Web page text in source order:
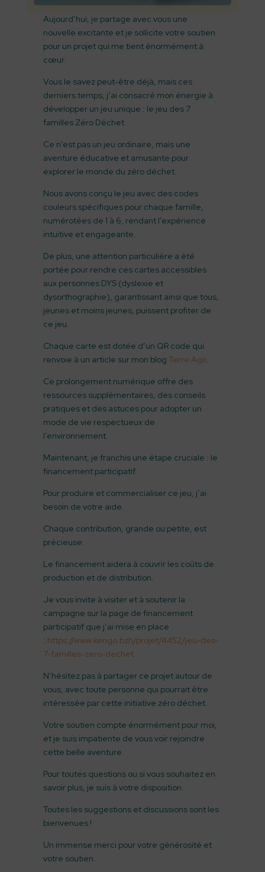
Aujourd’hui, je partage avec vous une
nouvelle excitante et je sollicite votre soutien
pour un projet qui me tient énormément à
cœur.
Vous le savez peut-être déjà, mais ces
derniers temps, j’ai consacré mon énergie à
développer un jeu unique : le jeu des 7
familles Zéro Déchet.
Ce n’est pas un jeu ordinaire, mais une
aventure éducative et amusante pour
explorer le monde du zéro déchet.
Nous avons conçu le jeu avec des codes
couleurs spécifiques pour chaque famille,
numérotées de 1 à 6, rendant l’expérience
intuitive et engageante.
De plus, une attention particulière a été
portée pour rendre ces cartes accessibles
aux personnes DYS (dyslexie et
dysorthographie), garantissant ainsi que tous,
jeunes et moins jeunes, puissent profiter de
ce jeu.
Chaque carte est dotée d’un QR code qui
renvoie à un article sur mon blogTerre Agir.
Ce prolongement numérique offre des
ressources supplémentaires, des conseils
pratiques et des astuces pour adopter un
mode de vie respectueux de
l’environnement.
Maintenant, je franchis une étape cruciale : le
financement participatif.
Pour produire et commercialiser ce jeu, j’ai
besoin de votre aide.
Chaque contribution, grande ou petite, est
précieuse.
Le financement aidera à couvrir les coûts de
production et de distribution.
Je vous invite à visiter et à soutenir la
campagne sur la page de financement
participatif que j’ai mise en place
: https://www.kengo.bzh/projet/4452/jeu-des-
7-familles-zero-dechet
N’hésitez pas à partager ce projet autour de
vous, avec toute personne qui pourrait être
intéressée par cette initiative zéro déchet.
Votre soutien compte énormément pour moi,
et je suis impatiente de vous voir rejoindre
cette belle aventure.
Pour toutes questions ou si vous souhaitez en
savoir plus, je suis à votre disposition.
Toutes les suggestions et discussions sont les
bienvenues !
Un immense merci pour votre générosité et
votre soutien.